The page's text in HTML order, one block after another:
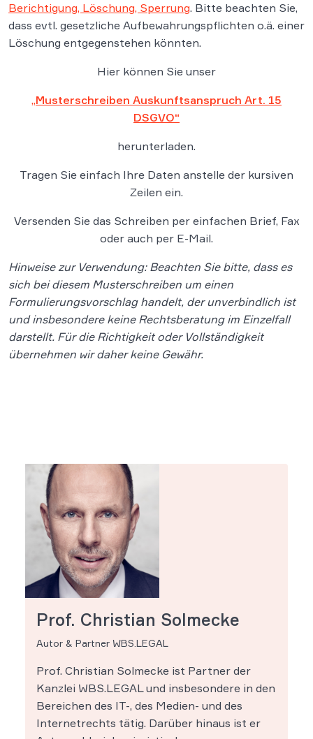
Berichtigung, Löschung, Sperrung. Bitte beachten Sie,
dass evtl. gesetzliche Aufbewahrungspflichten o.ä. einer
Löschung entgegenstehen könnten.
Hier können Sie unser
„Musterschreiben Auskunftsanspruch Art. 15
DSGVO“
herunterladen.
Tragen Sie einfach Ihre Daten anstelle der kursiven
Zeilen ein.
Versenden Sie das Schreiben per einfachen Brief, Fax
oder auch per E-Mail.
Hinweise zur Verwendung: Beachten Sie bitte, dass es
sich bei diesem Musterschreiben um einen
Formulierungsvorschlag handelt, der unverbindlich ist
und insbesondere keine Rechtsberatung im Einzelfall
darstellt. Für die Richtigkeit oder Vollständigkeit
übernehmen wir daher keine Gewähr.
Prof. Christian Solmecke
Autor & Partner WBS.LEGAL
Prof. Christian Solmecke ist Partner der
Kanzlei WBS.LEGAL und insbesondere in den
Bereichen des IT-, des Medien- und des
Internetrechts tätig. Darüber hinaus ist er